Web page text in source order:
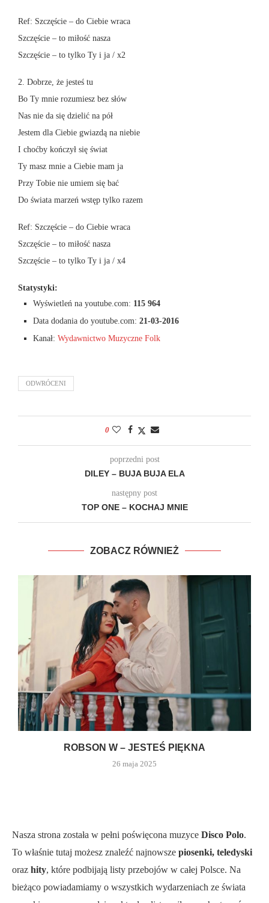
Ref: Szczęście – do Ciebie wraca
Szczęście – to miłość nasza
Szczęście – to tylko Ty i ja / x2
2. Dobrze, że jesteś tu
Bo Ty mnie rozumiesz bez słów
Nas nie da się dzielić na pół
Jestem dla Ciebie gwiazdą na niebie
I choćby kończył się świat
Ty masz mnie a Ciebie mam ja
Przy Tobie nie umiem się bać
Do świata marzeń wstęp tylko razem
Ref: Szczęście – do Ciebie wraca
Szczęście – to miłość nasza
Szczęście – to tylko Ty i ja / x4
Statystyki:
Wyświetleń na youtube.com: 115 964
Data dodania do youtube.com: 21-03-2016
Kanał: Wydawnictwo Muzyczne Folk
ODWRÓCENI
0
poprzedni post
DILEY – BUJA BUJA ELA
następny post
TOP ONE – KOCHAJ MNIE
ZOBACZ RÓWNIEŻ
ROBSON W – JESTEŚ PIĘKNA
26 maja 2025
Nasza strona została w pełni poświęcona muzyce Disco Polo.
To właśnie tutaj możesz znaleźć najnowsze piosenki, teledyski
oraz hity, które podbijają listy przebojów w całej Polsce. Na
bieżąco powiadamiamy o wszystkich wydarzeniach ze świata